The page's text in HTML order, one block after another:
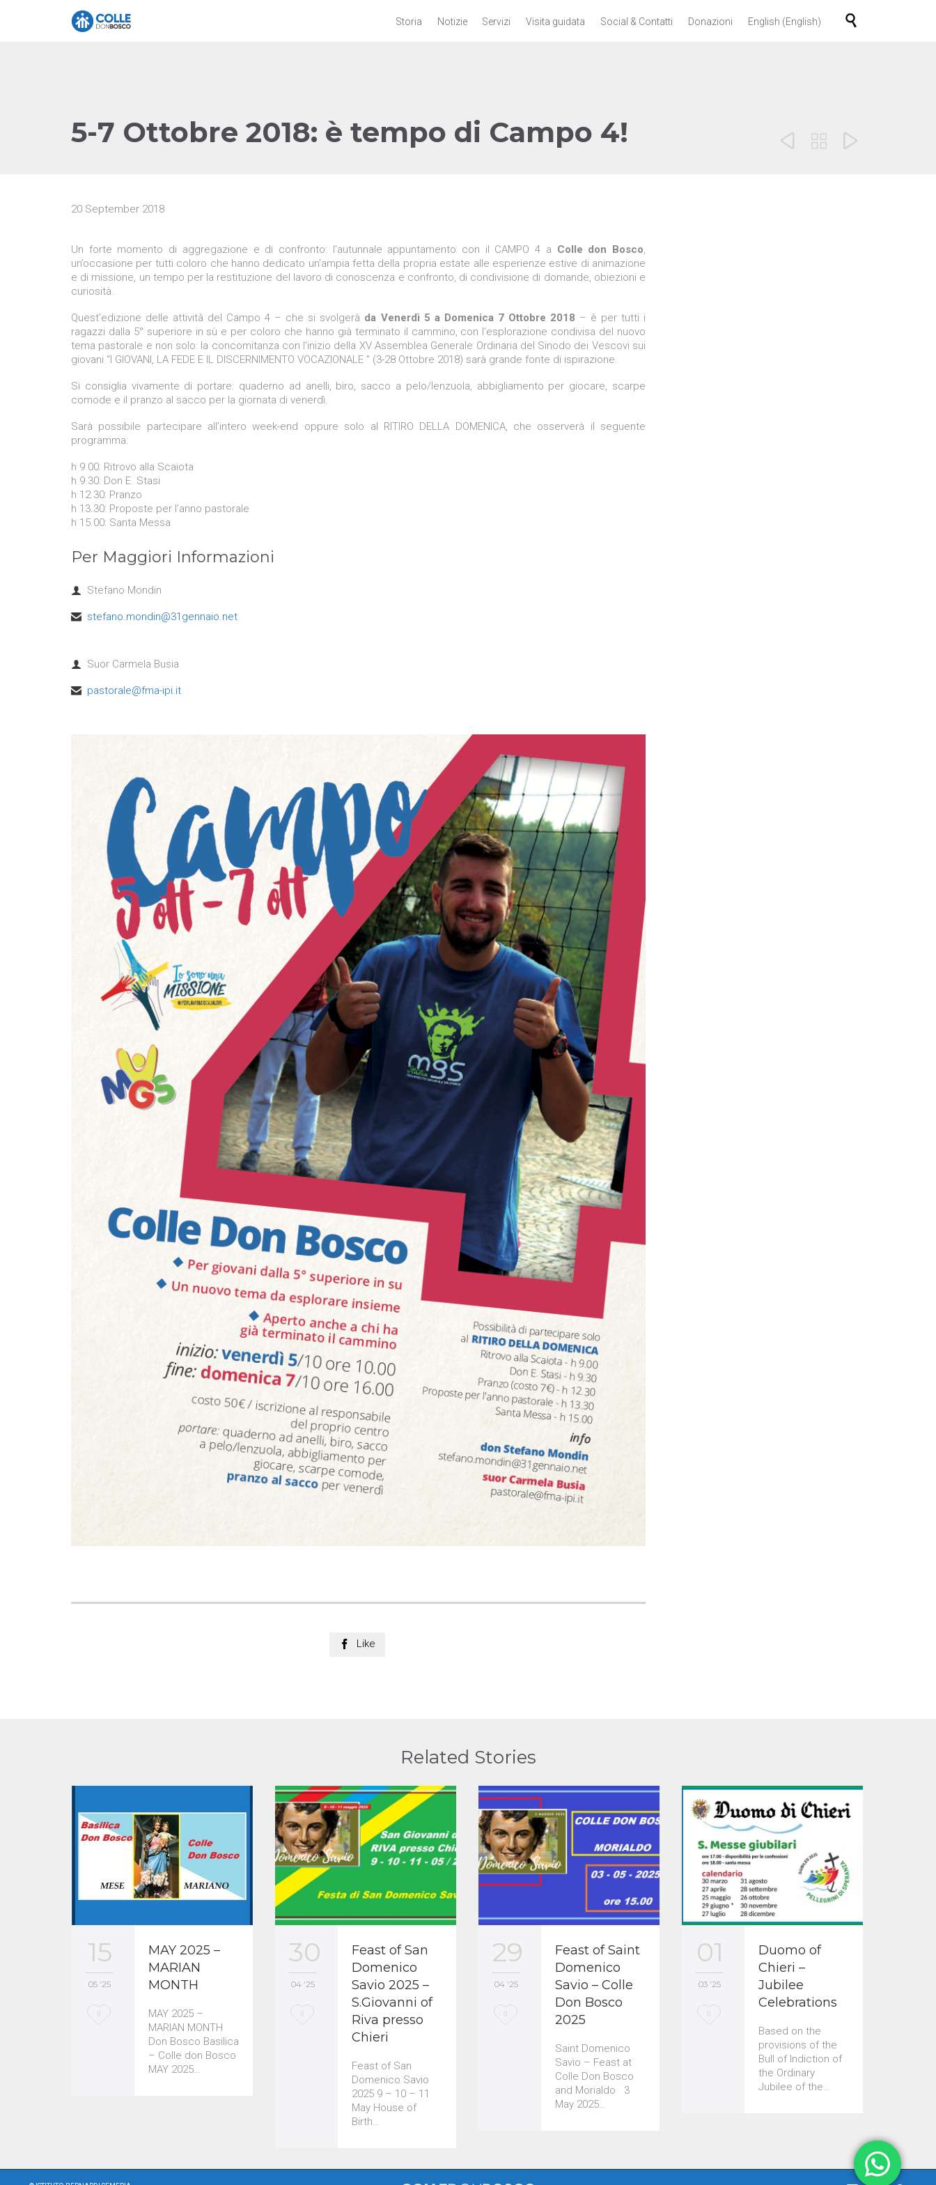
Skip
Storia Notizie Servizi Visita guidata Social & Contatti Donazioni English (English) 
5-7 Ottobre 2018: è tempo di Campo 4!   
20 September 2018
Un forte momento di aggregazione e di confronto: l’autunnale appuntamento con il CAMPO 4 a Colle don Bosco,
un’occasione per tutti coloro che hanno dedicato un’ampia fetta della propria estate alle esperienze estive di animazione
e di missione, un tempo per la restituzione del lavoro di conoscenza e confronto, di condivisione di domande, obiezioni e
curiosità.
Quest’edizione delle attività del Campo 4 – che si svolgerà da Venerdì 5 a Domenica 7 Ottobre 2018 – è per tutti i
ragazzi dalla 5° superiore in sù e per coloro che hanno già terminato il cammino, con l’esplorazione condivisa del nuovo
tema pastorale e non solo: la concomitanza con l’inizio della XV Assemblea Generale Ordinaria del Sinodo dei Vescovi sui
giovani “I GIOVANI, LA FEDE E IL DISCERNIMENTO VOCAZIONALE ” (3-28 Ottobre 2018) sarà grande fonte di ispirazione.
Si consiglia vivamente di portare: quaderno ad anelli, biro, sacco a pelo/lenzuola, abbigliamento per giocare, scarpe
comode e il pranzo al sacco per la giornata di venerdì.
Sarà possibile partecipare all’intero week-end oppure solo al RITIRO DELLA DOMENICA, che osserverà il seguente
programma:
h 9.00: Ritrovo alla Scaiota
h 9.30: Don E. Stasi
h 12.30: Pranzo
h 13.30: Proposte per l’anno pastorale
h 15.00: Santa Messa
Per Maggiori Informazioni
 Stefano Mondin
 stefano.mondin@31gennaio.net
 Suor Carmela Busia
 pastorale@fma-ipi.it
 Like
Related Stories
15
05 '25
L0
MAY 2025 –
MARIAN
MONTH
MAY 2025 –
MARIAN MONTH
Don Bosco Basilica
– Colle don Bosco
MAY 2025…
30
04 '25
L0
Feast of San
Domenico
Savio 2025 –
S.Giovanni of
Riva presso
Chieri
Feast of San
Domenico Savio
2025 9 – 10 – 11
May House of
Birth…
29
04 '25
L0
Feast of Saint
Domenico
Savio – Colle
Don Bosco
2025
Saint Domenico
Savio – Feast at
Colle Don Bosco
and Morialdo 3
May 2025…
01
03 '25
L0
Duomo of
Chieri –
Jubilee
Celebrations
Based on the
provisions of the
Bull of Indiction of
the Ordinary
Jubilee of the…